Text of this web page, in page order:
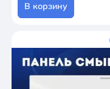
В корзину